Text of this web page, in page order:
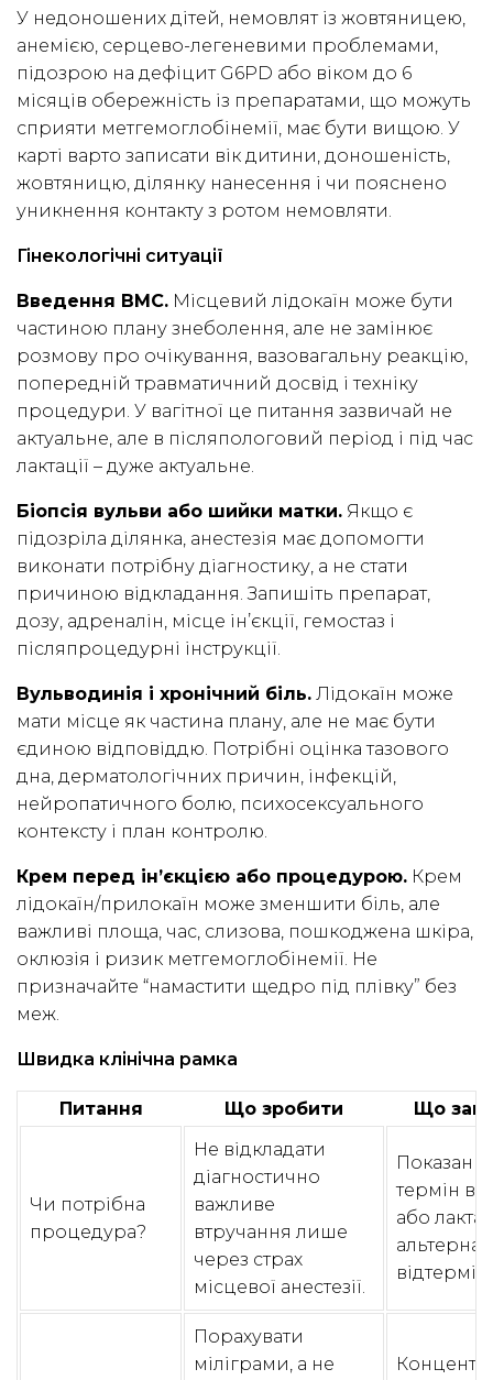
У недоношених дітей, немовлят із жовтяницею,
анемією, серцево-легеневими проблемами,
підозрою на дефіцит G6PD або віком до 6
місяців обережність із препаратами, що можуть
сприяти метгемоглобінемії, має бути вищою. У
карті варто записати вік дитини, доношеність,
жовтяницю, ділянку нанесення і чи пояснено
уникнення контакту з ротом немовляти.
Гінекологічні ситуації
Введення ВМС. Місцевий лідокаїн може бути
частиною плану знеболення, але не замінює
розмову про очікування, вазовагальну реакцію,
попередній травматичний досвід і техніку
процедури. У вагітної це питання зазвичай не
актуальне, але в післяпологовий період і під час
лактації – дуже актуальне.
Біопсія вульви або шийки матки. Якщо є
підозріла ділянка, анестезія має допомогти
виконати потрібну діагностику, а не стати
причиною відкладання. Запишіть препарат,
дозу, адреналін, місце ін’єкції, гемостаз і
післяпроцедурні інструкції.
Вульводинія і хронічний біль. Лідокаїн може
мати місце як частина плану, але не має бути
єдиною відповіддю. Потрібні оцінка тазового
дна, дерматологічних причин, інфекцій,
нейропатичного болю, психосексуального
контексту і план контролю.
Крем перед ін’єкцією або процедурою. Крем
лідокаїн/прилокаїн може зменшити біль, але
важливі площа, час, слизова, пошкоджена шкіра,
оклюзія і ризик метгемоглобінемії. Не
призначайте “намастити щедро під плівку” без
меж.
Швидка клінічна рамка
Питання Що зробити Що
Чи потрібна
процедура?
Не відкладати
діагностично
важливе
втручання лише
через страх
місцевої анестезії.
термін
або
Порахувати
міліграми, а не